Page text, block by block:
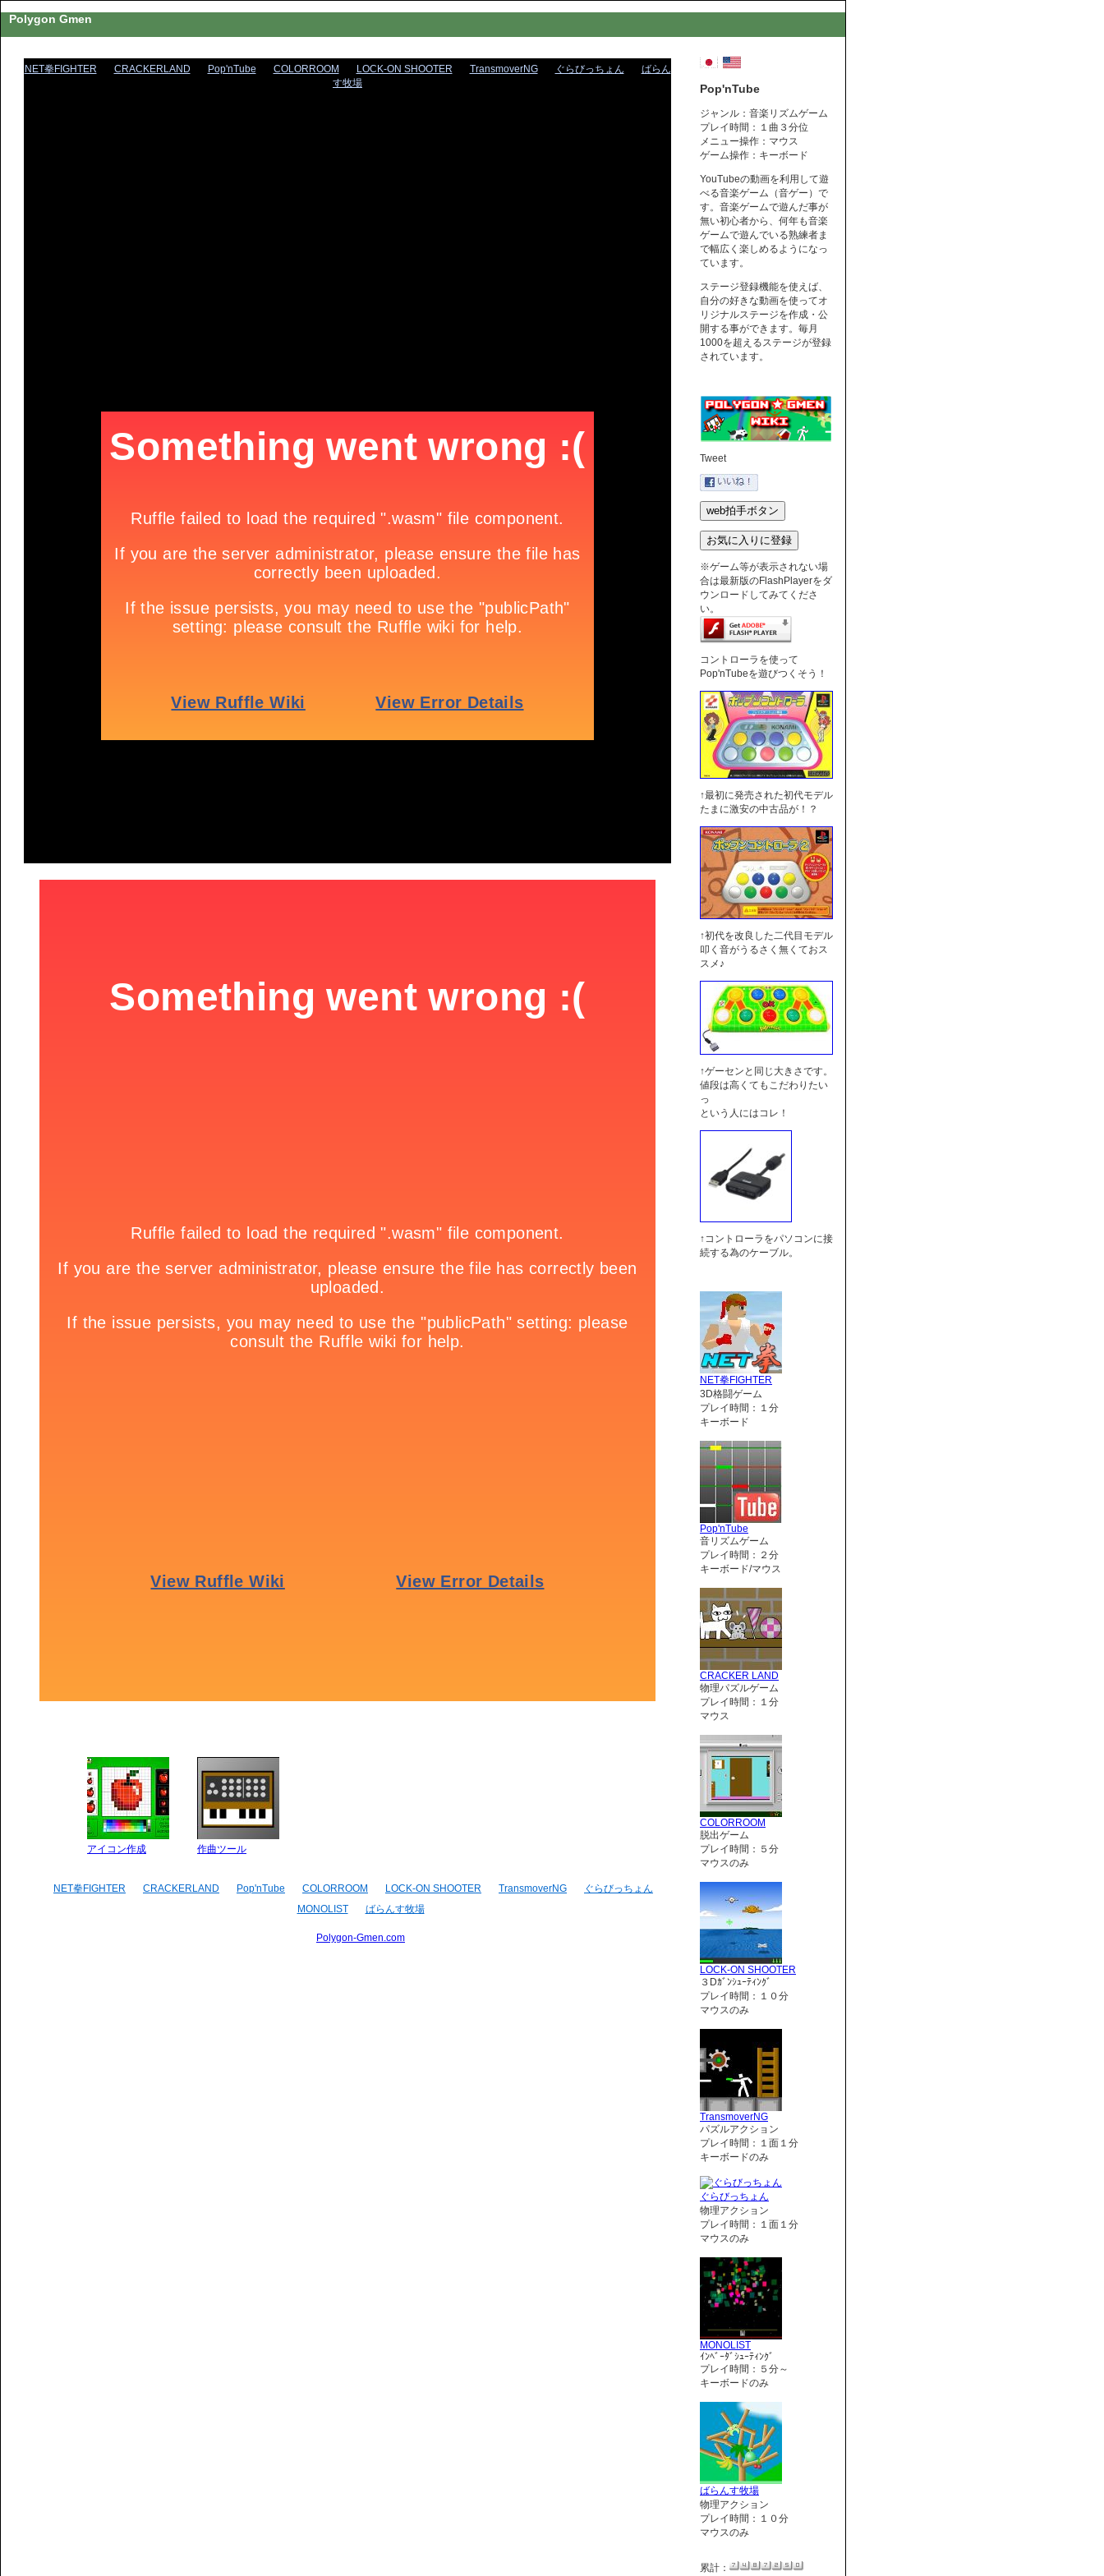
Polygon Gmen
NET拳FIGHTER CRACKERLAND Pop'nTube COLORROOM LOCK-ON SHOOTER TransmoverNG ぐらびっちょん
ばらん
す牧場
アイコン作成 作曲ツール
NET拳FIGHTER CRACKERLAND Pop'nTube COLORROOM LOCK-ON SHOOTER TransmoverNG
ぐらびっちょん
MONOLIST
ばらんす牧場
Polygon-Gmen.com
Pop'nTube
ジャンル：音楽リズムゲーム
プレイ時間：１曲３分位
メニュー操作：マウス
ゲーム操作：キーボード
YouTubeの動画を利用して遊
べる音楽ゲーム（音ゲー）で
す。音楽ゲームで遊んだ事が
無い初心者から、何年も音楽
ゲームで遊んでいる熟練者ま
で幅広く楽しめるようになっ
ています。
ステージ登録機能を使えば、
自分の好きな動画を使ってオ
リジナルステージを作成・公
開する事ができます。毎月
1000を超えるステージが登録
されています。
Tweet
※ゲーム等が表示されない場
合は最新版のFlashPlayerをダ
ウンロードしてみてくださ
い。
コントローラを使って
Pop'nTubeを遊びつくそう！
↑最初に発売された初代モデル
たまに激安の中古品が！？
↑初代を改良した二代目モデル
叩く音がうるさく無くておス
スメ♪
↑ゲーセンと同じ大きさです。
値段は高くてもこだわりたい
っ
という人にはコレ！
↑コントローラをパソコンに接
続する為のケーブル。
NET拳FIGHTER
3D格闘ゲーム
プレイ時間：１分
キーボード
Pop'nTube
音リズムゲーム
プレイ時間：２分
キーボード/マウス
CRACKER LAND
物理パズルゲーム
プレイ時間：１分
マウス
COLORROOM
脱出ゲーム
プレイ時間：５分
マウスのみ
LOCK-ON SHOOTER
３Dｶﾞﾝｼｭｰﾃｨﾝｸﾞ
プレイ時間：１０分
マウスのみ
TransmoverNG
パズルアクション
プレイ時間：１面１分
キーボードのみ
ぐらびっちょん
物理アクション
プレイ時間：１面１分
マウスのみ
MONOLIST
ｲﾝﾍﾞｰﾀﾞｼｭｰﾃｨﾝｸﾞ
プレイ時間：５分～
キーボードのみ
ばらんす牧場
物理アクション
プレイ時間：１０分
マウスのみ
累計：